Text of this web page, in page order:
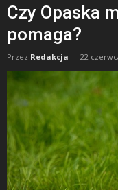
Czy Opaska
pomaga?
Przez Redakcja - 22